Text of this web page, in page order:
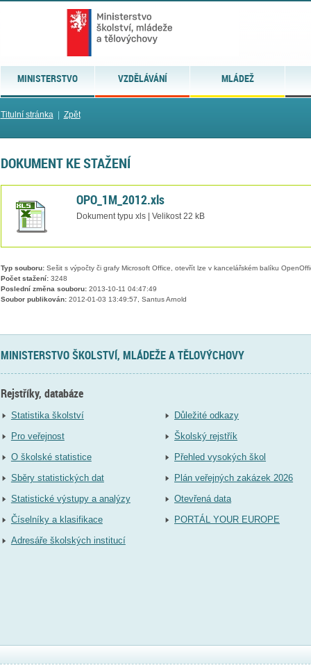
MINISTERSTVO VZDĚLÁVÁNÍ MLÁDEŽ
Titulní stránka| Zpět
DOKUMENT KE STAŽENÍ
OPO_1M_2012.xls
Dokument typu xls | Velikost 22 kB
Typ souboru:Sešit s výpočty či grafy Microsoft Office, otevřít lze v kancelářském balíku
Počet stažení:3248
Poslední změna souboru:2013-10-11 04:47:49
Soubor publikován:2012-01-03 13:49:57, Santus Arnold
MINISTERSTVO ŠKOLSTVÍ, MLÁDEŽE A TĚLOVÝCHOVY
Rejstříky, databáze
Statistika školství
Pro veřejnost
O školské statistice
Sběry statistických dat
Statistické výstupy a analýzy
Číselníky a klasifikace
Adresáře školských institucí
Důležité odkazy
Školský rejstřík
Přehled vysokých škol
Plán veřejných zakázek 2026
Otevřená data
PORTÁL YOUR EUROPE